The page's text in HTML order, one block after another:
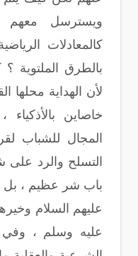
ويسترسل معهم
كالمعادلات
بالطرق الملتوية
لأن الهداية محلها
خاصاين
المجال للشباب
التسلح والرد على
باب شر عظيم ، بل
عليهم السلام
عليه وسلم ، وفي